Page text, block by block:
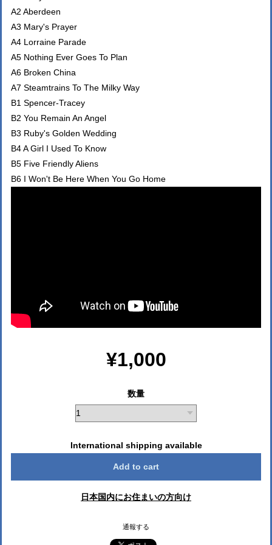
A2 Aberdeen
A3 Mary's Prayer
A4 Lorraine Parade
A5 Nothing Ever Goes To Plan
A6 Broken China
A7 Steamtrains To The Milky Way
B1 Spencer-Tracey
B2 You Remain An Angel
B3 Ruby's Golden Wedding
B4 A Girl I Used To Know
B5 Five Friendly Aliens
B6 I Won't Be Here When You Go Home
¥1,000
数量
International shipping available
Add to cart
日本国内にお住まいの方向け
通報する